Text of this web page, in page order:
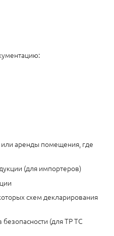
или аренды помещения, где
(для импортеров)
схем декларирования
(для ТР ТС